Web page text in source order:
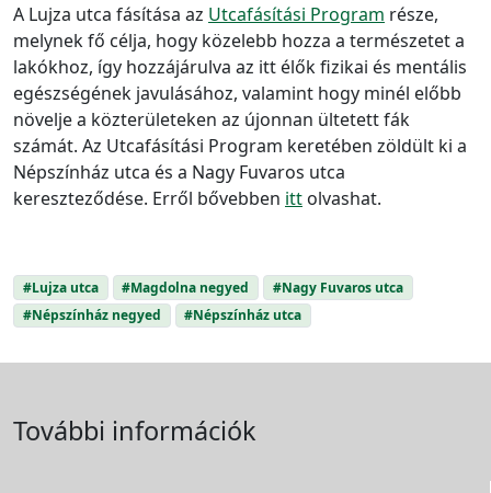
A Lujza utca fásítása az Utcafásítási Program része,
melynek fő célja, hogy közelebb hozza a természetet a
lakókhoz, így hozzájárulva az itt élők fizikai és mentális
egészségének javulásához, valamint hogy minél előbb
növelje a közterületeken az újonnan ültetett fák
számát. Az Utcafásítási Program keretében zöldült ki a
Népszínház utca és a Nagy Fuvaros utca
kereszteződése. Erről bővebben itt olvashat.
#Lujza utca #Magdolna negyed
#Nagy Fuvaros utca
#Népszínház negyed
#Népszínház utca
További információk